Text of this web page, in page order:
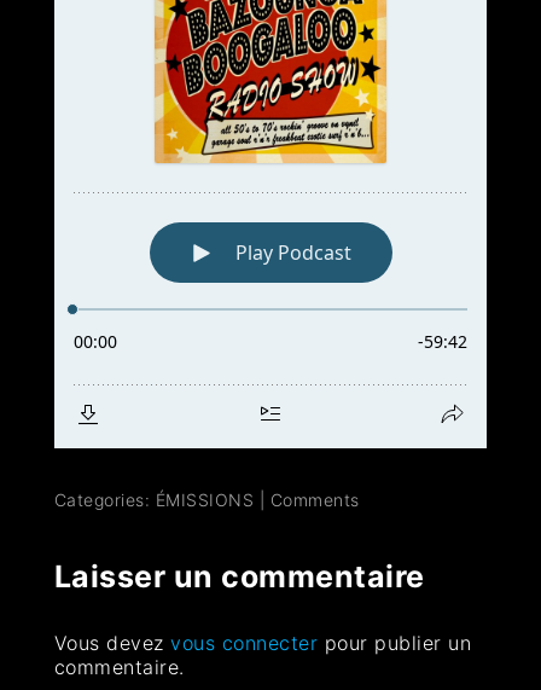
Categories: ÉMISSIONS Comments
Laisser un commentaire
Vous devezvous connecter pour publier un
commentaire.